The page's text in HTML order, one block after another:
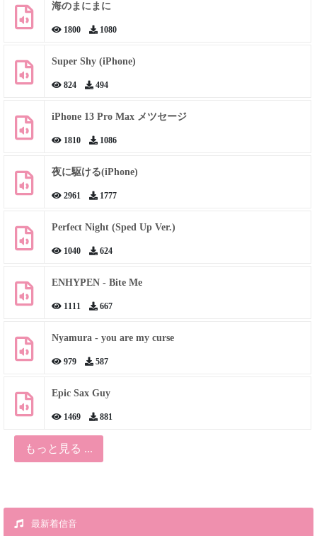
海のまにまに
1800 1080
Super Shy (iPhone)
824 494
iPhone 13 Pro Max メツセージ
1810 1086
夜に駆ける(iPhone)
2961 1777
Perfect Night (Sped Up Ver.)
1040 624
ENHYPEN - Bite Me
1111 667
Nyamura - you are my curse
979 587
Epic Sax Guy
1469 881
もっと見る ...
最新着信音